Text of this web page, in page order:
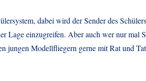
dabei wird der Sender des
Lage einzugreifen. Aber auch wer nur mal
jungen Modellfliegern gerne mit Rat und